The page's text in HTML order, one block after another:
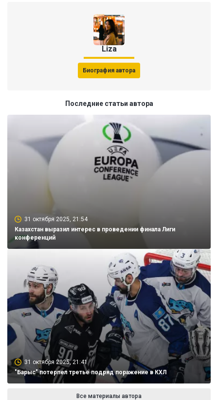
Liza
Биография автора
Последние статьи автора
31 октября 2025, 21:54
Казахстан выразил интерес в проведении финала Лиги
конференций
31 октября 2025, 21:41
"Барыс" потерпел третье подряд поражение в КХЛ
Все материалы автора